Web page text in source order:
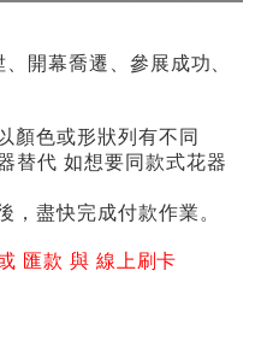
開幕喬遷、參展成功、
顏色或形狀列有不同
替代 如想要同款式花器
，盡快完成付款作業。
匯款 與 線上刷卡